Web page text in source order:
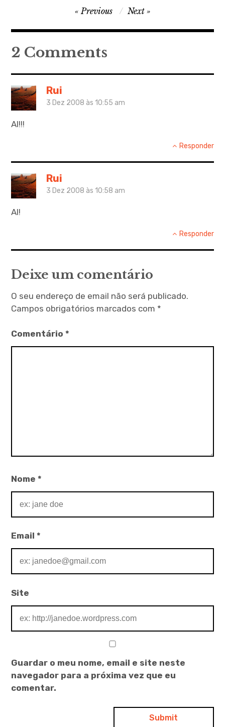
Navegação
de
artigos
Previous Next
2 Comments
Rui
3 Dez 2008 às 10:55 am
AI!!!
Responder
Rui
3 Dez 2008 às 10:58 am
AI!
Responder
Deixe um comentário
O seu endereço de email não será publicado.
Campos obrigatórios marcados com *
Comentário*
Nome*
Email*
Site
Guardar o meu nome, email e site neste
navegador para a próxima vez que eu
comentar.